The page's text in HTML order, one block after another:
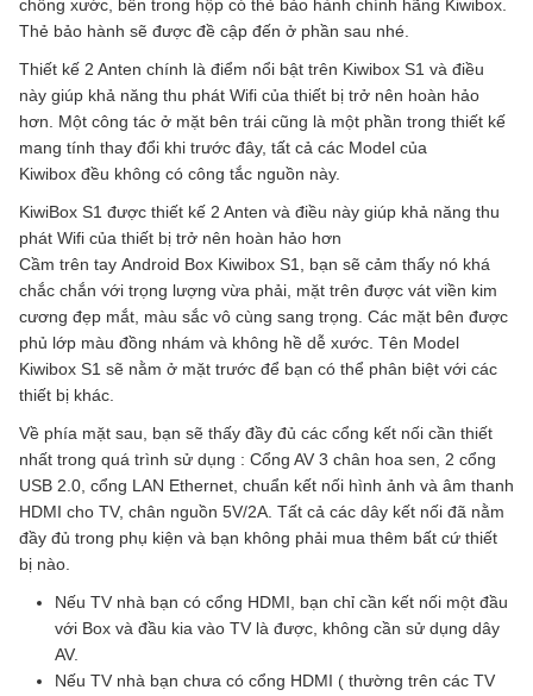
chống xước, bên trong hộp có thẻ bảo hành chính hãng Kiwibox.
Thẻ bảo hành sẽ được đề cập đến ở phần sau nhé.
Thiết kế 2 Anten chính là điểm nổi bật trên Kiwibox S1 và điều
này giúp khả năng thu phát Wifi của thiết bị trở nên hoàn hảo
hơn. Một công tác ở mặt bên trái cũng là một phần trong thiết kế
mang tính thay đổi khi trước đây, tất cả các Model của
Kiwibox đều không có công tắc nguồn này.
KiwiBox S1 được thiết kế 2 Anten và điều này giúp khả năng thu
phát Wifi của thiết bị trở nên hoàn hảo hơn
Cầm trên tay Android Box Kiwibox S1, bạn sẽ cảm thấy nó khá
chắc chắn với trọng lượng vừa phải, mặt trên được vát viền kim
cương đẹp mắt, màu sắc vô cùng sang trọng. Các mặt bên được
phủ lớp màu đồng nhám và không hề dễ xước. Tên Model
Kiwibox S1 sẽ nằm ở mặt trước để bạn có thể phân biệt với các
thiết bị khác.
Về phía mặt sau, bạn sẽ thấy đầy đủ các cổng kết nối cần thiết
nhất trong quá trình sử dụng : Cổng AV 3 chân hoa sen, 2 cổng
USB 2.0, cổng LAN Ethernet, chuẩn kết nối hình ảnh và âm thanh
HDMI cho TV, chân nguồn 5V/2A. Tất cả các dây kết nối đã nằm
đầy đủ trong phụ kiện và bạn không phải mua thêm bất cứ thiết
bị nào.
Nếu TV nhà bạn có cổng HDMI, bạn chỉ cần kết nối một đầu
với Box và đầu kia vào TV là được, không cần sử dụng dây
AV.
Nếu TV nhà bạn chưa có cổng HDMI ( thường trên các TV